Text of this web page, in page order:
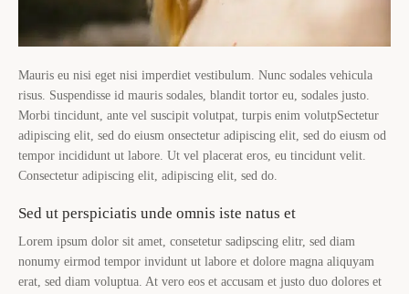
Mauris eu nisi eget nisi imperdiet vestibulum. Nunc sodales vehicula
risus. Suspendisse id mauris sodales, blandit tortor eu, sodales justo.
Morbi tincidunt, ante vel suscipit volutpat, turpis enim volutpSectetur
adipiscing elit, sed do eiusm onsectetur adipiscing elit, sed do eiusm od
tempor incididunt ut labore. Ut vel placerat eros, eu tincidunt velit.
Consectetur adipiscing elit, adipiscing elit, sed do.
Sed ut perspiciatis unde omnis iste natus et
Lorem ipsum dolor sit amet, consetetur sadipscing elitr, sed diam
nonumy eirmod tempor invidunt ut labore et dolore magna aliquyam
erat, sed diam voluptua. At vero eos et accusam et justo duo dolores et